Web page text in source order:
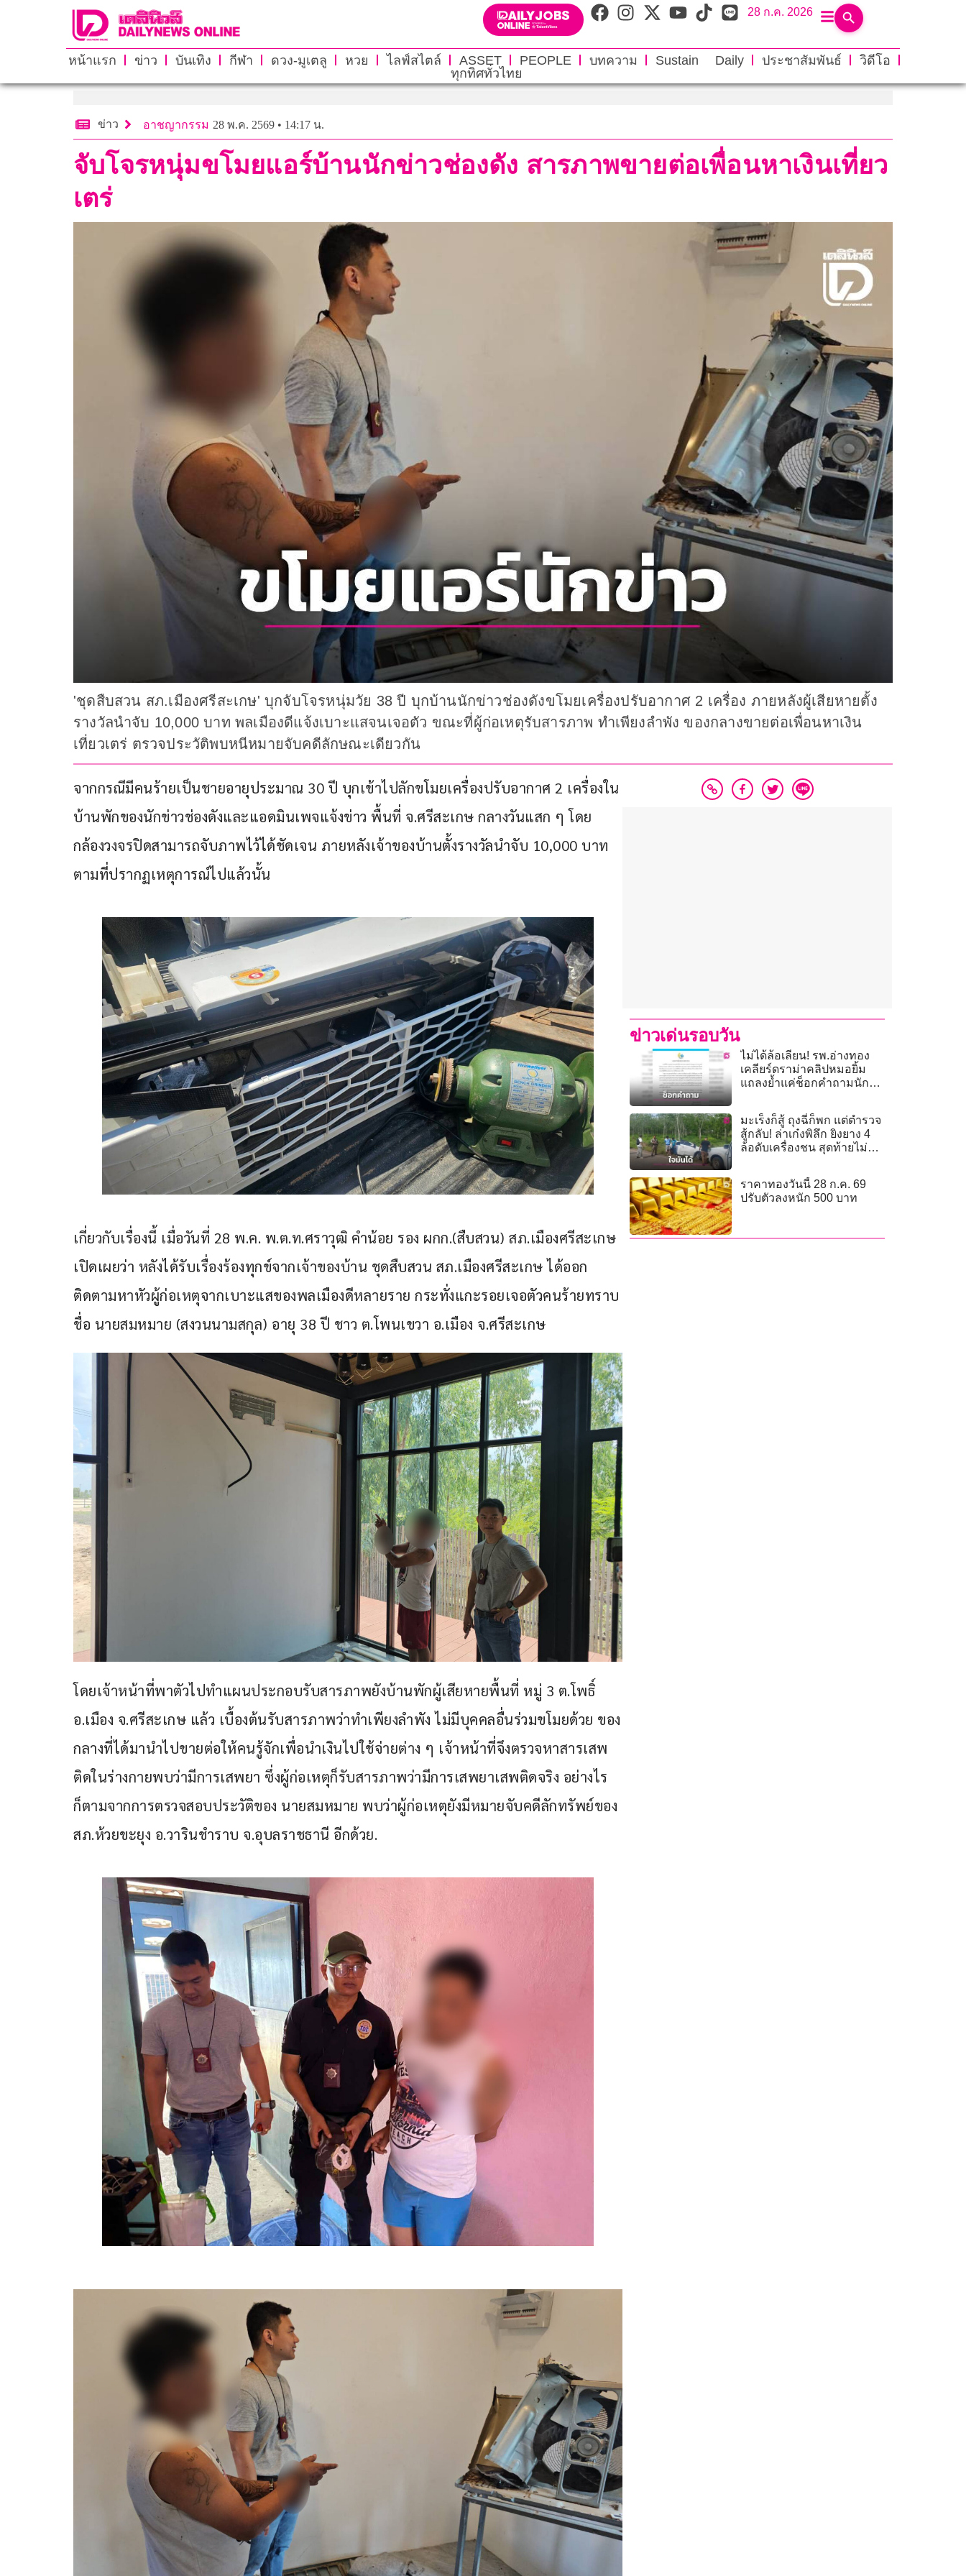
28 ก.ค. 2026
หน้าแรก ข่าว บันเทิง กีฬา ดวง-มูเตลู หวย ไลฟ์สไตล์ ASSET PEOPLE บทความ Sustain Daily ประชาสัมพันธ์
วิดีโอ
ทุกทิศทั่วไทย
ข่าว อาชญากรรม 28 พ.ค. 2569 • 14:17 น.
จับโจรหนุ่มขโมยแอร์บ้านนักข่าวช่องดัง สารภาพขายต่อเพื่อนหาเงินเที่ยว
เตร่
'ชุดสืบสวน สภ.เมืองศรีสะเกษ' บุกจับโจรหนุ่มวัย 38 ปี บุกบ้านนักข่าวช่องดังขโมยเครื่องปรับอากาศ 2 เครื่อง ภายหลังผู้เสียหายตั้ง
รางวัลนำจับ 10,000 บาท พลเมืองดีแจ้งเบาะแสจนเจอตัว ขณะที่ผู้ก่อเหตุรับสารภาพ ทำเพียงลำพัง ของกลางขายต่อเพื่อนหาเงิน
เที่ยวเตร่ ตรวจประวัติพบหนีหมายจับคดีลักษณะเดียวกัน
จากกรณีมีคนร้ายเป็นชายอายุประมาณ 30 ปี บุกเข้าไปลักขโมยเครื่องปรับอากาศ 2 เครื่องใน
บ้านพักของนักข่าวช่องดังและแอดมินเพจแจ้งข่าว พื้นที่ จ.ศรีสะเกษ กลางวันแสก ๆ โดย
กล้องวงจรปิดสามารถจับภาพไว้ได้ชัดเจน ภายหลังเจ้าของบ้านตั้งรางวัลนำจับ 10,000 บาท
ตามที่ปรากฏเหตุการณ์ไปแล้วนั้น
เกี่ยวกับเรื่องนี้ เมื่อวันที่ 28 พ.ค. พ.ต.ท.ศราวุฒิ คำน้อย รอง ผกก.(สืบสวน) สภ.เมืองศรีสะเกษ
เปิดเผยว่า หลังได้รับเรื่องร้องทุกข์จากเจ้าของบ้าน ชุดสืบสวน สภ.เมืองศรีสะเกษ ได้ออก
ติดตามหาหัวผู้ก่อเหตุจากเบาะแสของพลเมืองดีหลายราย กระทั่งแกะรอยเจอตัวคนร้ายทราบ
ชื่อ นายสมหมาย (สงวนนามสกุล) อายุ 38 ปี ชาว ต.โพนเขวา อ.เมือง จ.ศรีสะเกษ
โดยเจ้าหน้าที่พาตัวไปทำแผนประกอบรับสารภาพยังบ้านพักผู้เสียหายพื้นที่ หมู่ 3 ต.โพธิ์
อ.เมือง จ.ศรีสะเกษ แล้ว เบื้องต้นรับสารภาพว่าทำเพียงลำพัง ไม่มีบุคคลอื่นร่วมขโมยด้วย ของ
กลางที่ได้มานำไปขายต่อให้คนรู้จักเพื่อนำเงินไปใช้จ่ายต่าง ๆ เจ้าหน้าที่จึงตรวจหาสารเสพ
ติดในร่างกายพบว่ามีการเสพยา ซึ่งผู้ก่อเหตุก็รับสารภาพว่ามีการเสพยาเสพติดจริง อย่างไร
ก็ตามจากการตรวจสอบประวัติของ นายสมหมาย พบว่าผู้ก่อเหตุยังมีหมายจับคดีลักทรัพย์ของ
สภ.ห้วยขะยุง อ.วารินชำราบ จ.อุบลราชธานี อีกด้วย.
ข่าวเด่นรอบวัน
ไม่ได้ล้อเลียน! รพ.อ่างทอง
เคลียร์ดราม่าคลิปหมอยิ้ม
แถลงย้ำแค่ช็อกคำถามนัก
มะเร็งก็สู้ ถุงฉี่ก็พก แต่ตำรวจ
สู้กลับ! ล่าเก๋งพิลึก ยิงยาง 4
ล้อดับเครื่องชน สุดท้ายไม่
ราคาทองวันนี้ 28 ก.ค. 69
ปรับตัวลงหนัก 500 บาท